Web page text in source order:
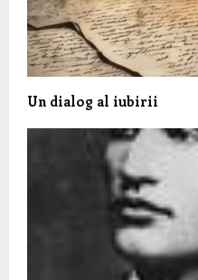
Un dialog al iubirii